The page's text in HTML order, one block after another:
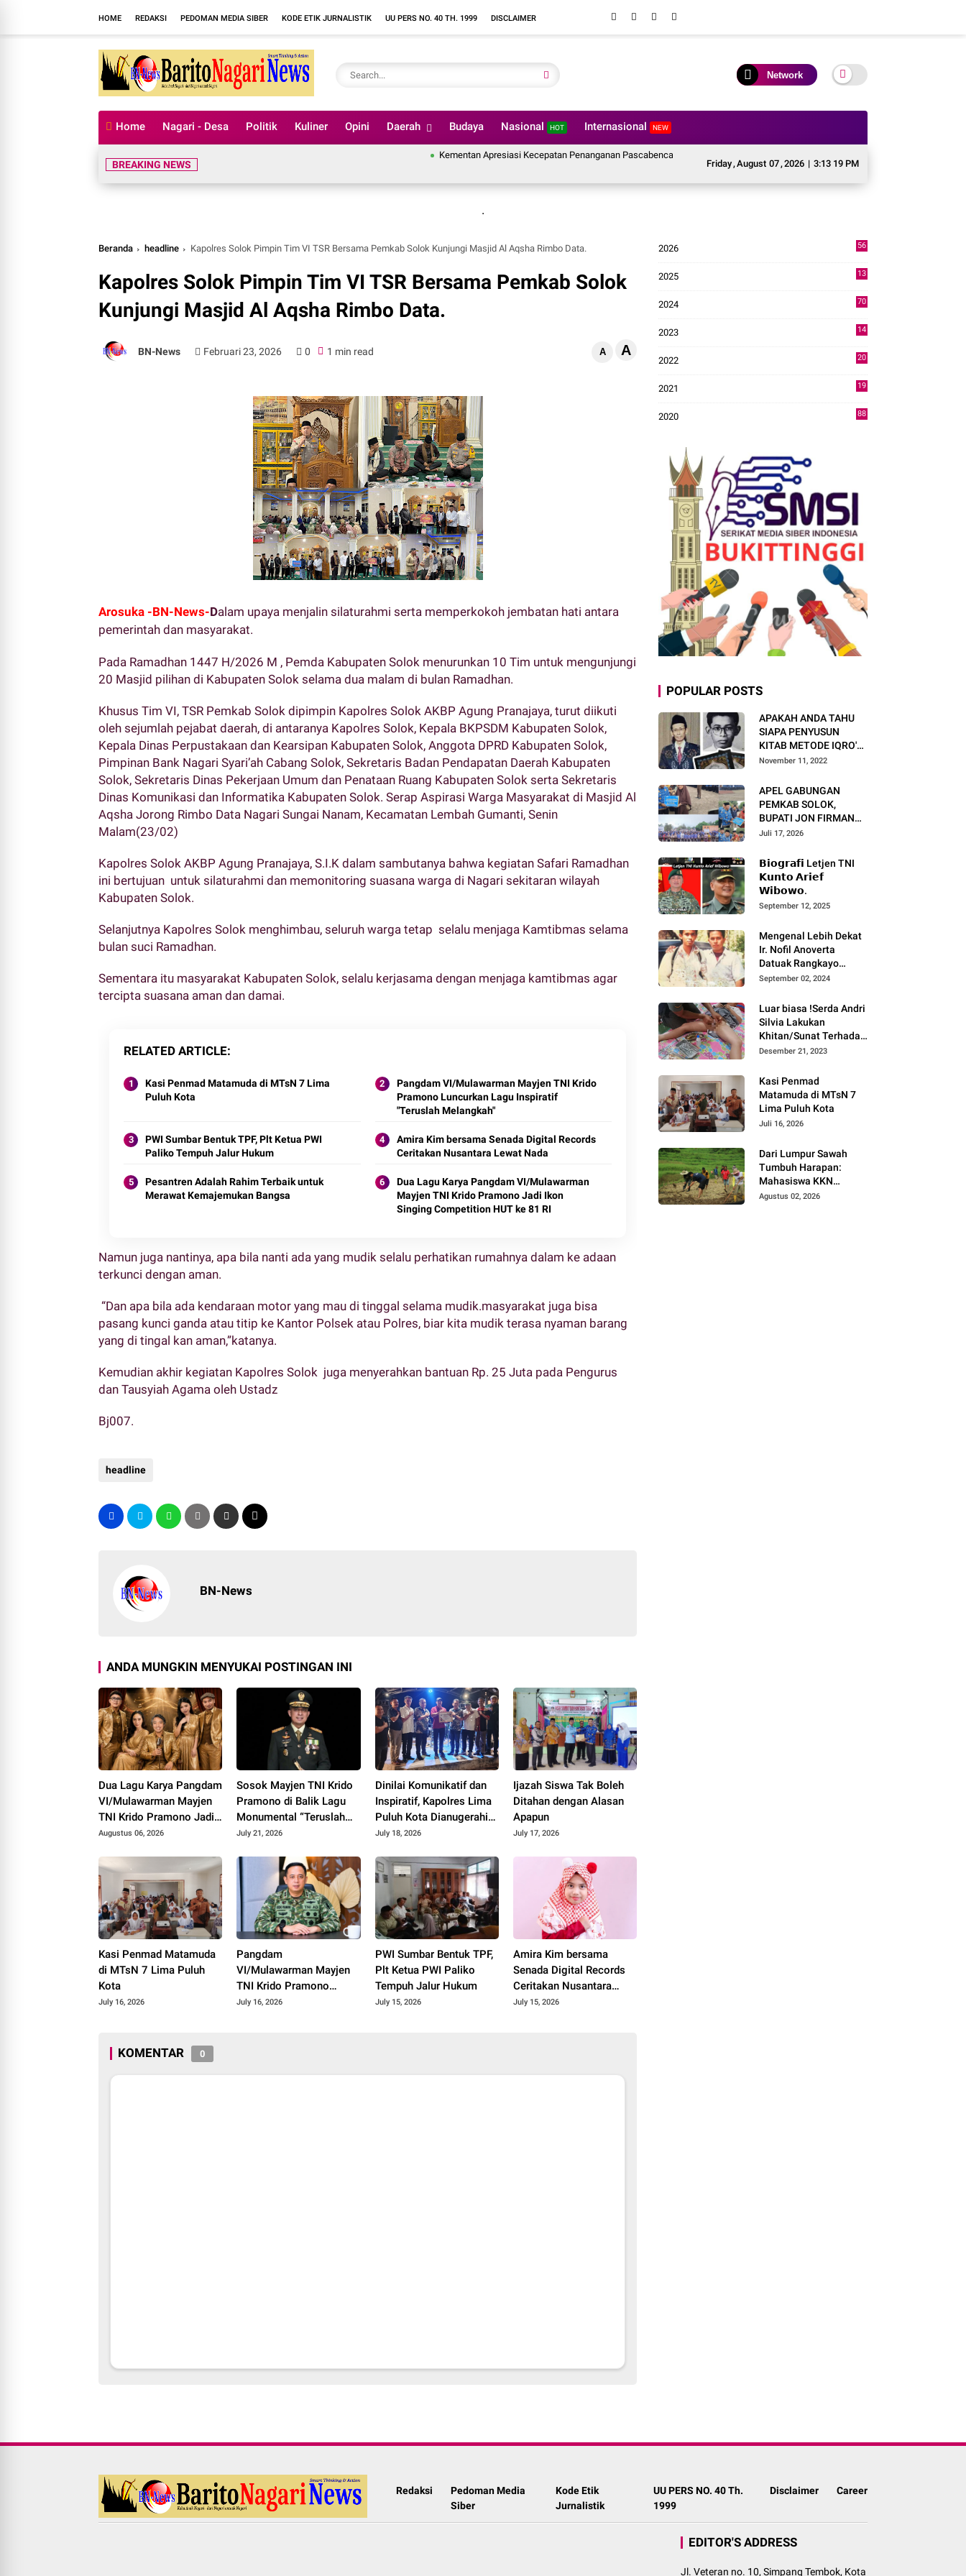
HOME REDAKSI PEDOMAN MEDIA SIBER KODE ETIK JURNALISTIK UU PERS NO. 40 TH. 1999 DISCLAIMER
Network
Home Nagari - Desa Politik Kuliner Opini Daerah Budaya Nasional HOT Internasional NEW
Friday,August 07,2026 | 3:13 19 PM
BREAKING NEWS
Kementan Apresiasi Kecepatan Penanganan Pascabencana Sektor Pertanian Kabupaten Solok, Alokasi Bantuan Irigasi Naik dari 13
.
Beranda headline Kapolres Solok Pimpin Tim VI TSR Bersama Pemkab Solok Kunjungi Masjid Al Aqsha Rimbo Data.
Kapolres Solok Pimpin Tim VI TSR Bersama Pemkab Solok
Kunjungi Masjid Al Aqsha Rimbo Data.
BN-News Februari 23, 2026 0 1 min read A A
Arosuka -BN-News-Dalam upaya menjalin silaturahmi serta memperkokoh jembatan hati antara
pemerintah dan masyarakat.
Pada Ramadhan 1447 H/2026 M , Pemda Kabupaten Solok menurunkan 10 Tim untuk mengunjungi
20 Masjid pilihan di Kabupaten Solok selama dua malam di bulan Ramadhan.
Khusus Tim VI, TSR Pemkab Solok dipimpin Kapolres Solok AKBP Agung Pranajaya, turut diikuti
oleh sejumlah pejabat daerah, di antaranya Kapolres Solok, Kepala BKPSDM Kabupaten Solok,
Kepala Dinas Perpustakaan dan Kearsipan Kabupaten Solok, Anggota DPRD Kabupaten Solok,
Pimpinan Bank Nagari Syari’ah Cabang Solok, Sekretaris Badan Pendapatan Daerah Kabupaten
Solok, Sekretaris Dinas Pekerjaan Umum dan Penataan Ruang Kabupaten Solok serta Sekretaris
Dinas Komunikasi dan Informatika Kabupaten Solok. Serap Aspirasi Warga Masyarakat di Masjid Al
Aqsha Jorong Rimbo Data Nagari Sungai Nanam, Kecamatan Lembah Gumanti, Senin
Malam(23/02)
Kapolres Solok AKBP Agung Pranajaya, S.I.K dalam sambutanya bahwa kegiatan Safari Ramadhan
ini bertujuan untuk silaturahmi dan memonitoring suasana warga di Nagari sekitaran wilayah
Kabupaten Solok.
Selanjutnya Kapolres Solok menghimbau, seluruh warga tetap selalu menjaga Kamtibmas selama
bulan suci Ramadhan.
Sementara itu masyarakat Kabupaten Solok, selalu kerjasama dengan menjaga kamtibmas agar
tercipta suasana aman dan damai.
RELATED ARTICLE
Kasi Penmad Matamuda di MTsN 7 Lima
Puluh Kota
Pangdam VI/Mulawarman Mayjen TNI Krido
Pramono Luncurkan Lagu Inspiratif
"Teruslah Melangkah"
PWI Sumbar Bentuk TPF, Plt Ketua PWI
Paliko Tempuh Jalur Hukum
Amira Kim bersama Senada Digital Records
Ceritakan Nusantara Lewat Nada
Pesantren Adalah Rahim Terbaik untuk
Merawat Kemajemukan Bangsa
Dua Lagu Karya Pangdam VI/Mulawarman
Mayjen TNI Krido Pramono Jadi Ikon
Singing Competition HUT ke 81 RI
Namun juga nantinya, apa bila nanti ada yang mudik selalu perhatikan rumahnya dalam ke adaan
terkunci dengan aman.
“Dan apa bila ada kendaraan motor yang mau di tinggal selama mudik.masyarakat juga bisa
pasang kunci ganda atau titip ke Kantor Polsek atau Polres, biar kita mudik terasa nyaman barang
yang di tingal kan aman,”katanya.
Kemudian akhir kegiatan Kapolres Solok juga menyerahkan bantuan Rp. 25 Juta pada Pengurus
dan Tausyiah Agama oleh Ustadz
Bj007.
headline
BN-News
ANDA MUNGKIN MENYUKAI POSTINGAN INI
Dua Lagu Karya Pangdam
VI/Mulawarman Mayjen
TNI Krido Pramono Jadi
Ikon Singing Competition
Augustus 06, 2026
Sosok Mayjen TNI Krido
Pramono di Balik Lagu
Monumental “Teruslah
Melangkah”
July 21, 2026
Dinilai Komunikatif dan
Inspiratif, Kapolres Lima
Puluh Kota Dianugerahi
Penghargaan
July 18, 2026
Ijazah Siswa Tak Boleh
Ditahan dengan Alasan
Apapun
July 17, 2026
Kasi Penmad Matamuda
di MTsN 7 Lima Puluh
Kota
July 16, 2026
Pangdam
VI/Mulawarman Mayjen
TNI Krido Pramono
Luncurkan Lagu Inspiratif
July 16, 2026
PWI Sumbar Bentuk TPF,
Plt Ketua PWI Paliko
Tempuh Jalur Hukum
July 15, 2026
Amira Kim bersama
Senada Digital Records
Ceritakan Nusantara
Lewat Nada
July 15, 2026
KOMENTAR 0
2026
56
2025
13
2024
70
2023
14
2022
20
2021
19
2020
88
POPULAR POSTS
APAKAH ANDA TAHU
SIAPA PENYUSUN
KITAB METODE IQRO'?
INI BIOGRAFI KH. AS'AD
November 11, 2022
APEL GABUNGAN
PEMKAB SOLOK,
BUPATI JON FIRMAN
PANDU TEKANKAN ASN
DAN PELAYANAN
MASYARAKAT.
Juli 17, 2026
𝗕𝗶𝗼𝗴𝗿𝗮𝗳𝗶 Letjen TNI
𝗞𝘂𝗻𝘁𝗼 𝗔𝗿𝗶𝗲𝗳
𝗪𝗶𝗯𝗼𝘄𝗼.
September 12, 2025
Mengenal Lebih Dekat
Ir. Nofil Anoverta
Datuak Rangkayo
Batuah Cawako
September 02, 2024
Luar biasa !Serda Andri
Silvia Lakukan
Khitan/Sunat Terhadap
Anak Warga Binaannya
Desember 21, 2023
Kasi Penmad
Matamuda di MTsN 7
Lima Puluh Kota
Juli 16, 2026
Dari Lumpur Sawah
Tumbuh Harapan:
Mahasiswa KKN
Universitas Andalas
Agustus 02, 2026
Redaksi
Pedoman Media
Siber
Kode Etik
Jurnalistik
UU PERS NO. 40 Th.
1999
Disclaimer Career
EDITOR'S ADDRESS
Jl. Veteran no. 10, Simpang Tembok, Kota